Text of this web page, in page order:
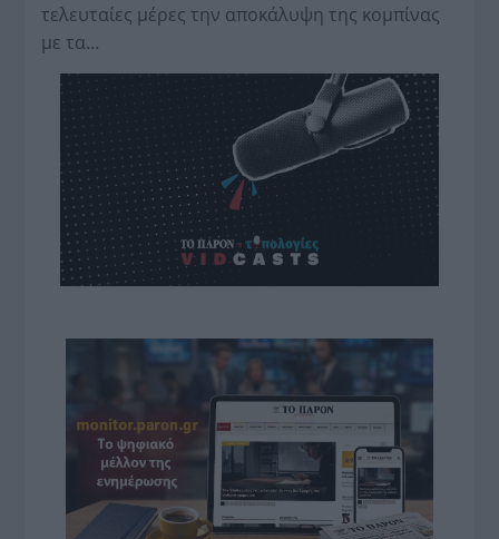
τελευταίες μέρες την αποκάλυψη της κο­μπίνας
με τα…